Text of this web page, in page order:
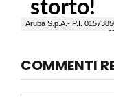
COMMENTI